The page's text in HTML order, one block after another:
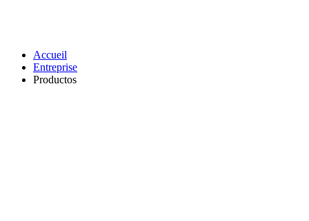
Accueil
Entreprise
Productos